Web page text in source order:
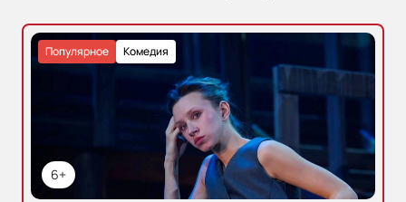
6+
Комедия
Популярное